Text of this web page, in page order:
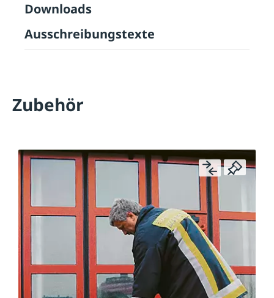
Downloads
Ausschreibungstexte
Zubehör